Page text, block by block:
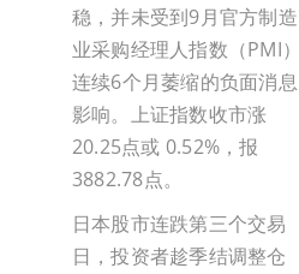
稳，并未受到9月官方制造
业采购经理人指数（PMI）
连续6个月萎缩的负面消息
影响。上证指数收市涨
20.25点或 0.52%，报
3882.78点。
日本股市连跌第三个交易
日，投资者趁季结调整仓